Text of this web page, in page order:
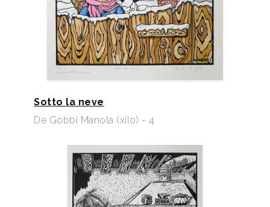
Sotto la neve
De Gobbi Manola (xilo) - 4